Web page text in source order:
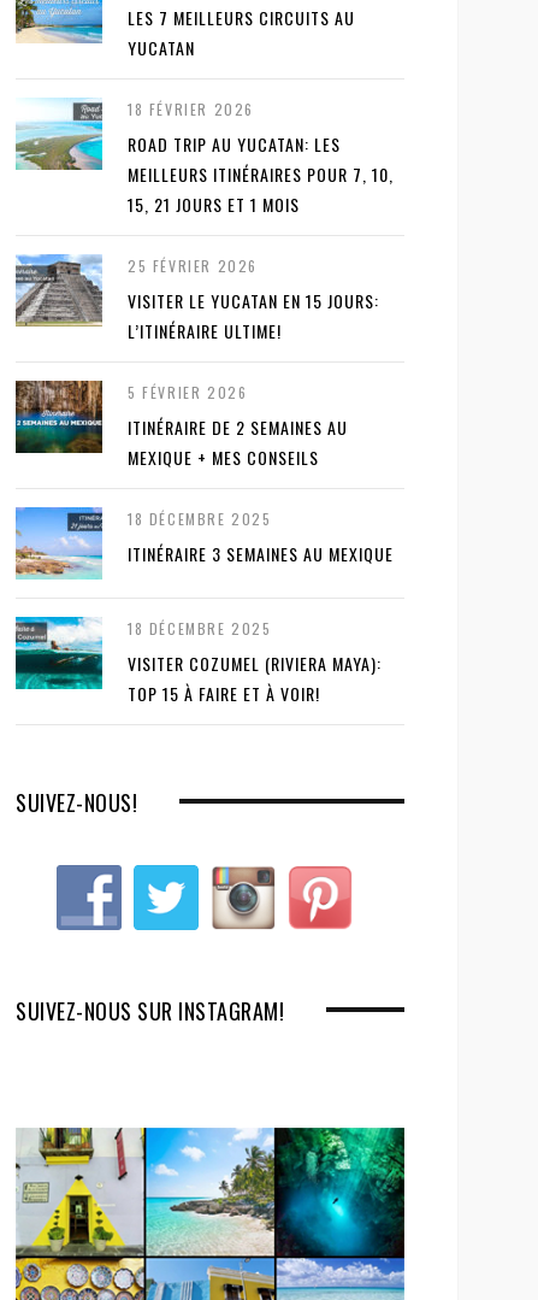
LES 7 MEILLEURS CIRCUITS AU
YUCATAN
18 FÉVRIER 2026
ROAD TRIP AU YUCATAN: LES
MEILLEURS ITINÉRAIRES POUR 7, 10,
15, 21 JOURS ET 1 MOIS
25 FÉVRIER 2026
VISITER LE YUCATAN EN 15 JOURS:
L’ITINÉRAIRE ULTIME!
5 FÉVRIER 2026
ITINÉRAIRE DE 2 SEMAINES AU
MEXIQUE + MES CONSEILS
18 DÉCEMBRE 2025
ITINÉRAIRE 3 SEMAINES AU MEXIQUE
18 DÉCEMBRE 2025
VISITER COZUMEL (RIVIERA MAYA):
TOP 15 À FAIRE ET À VOIR!
SUIVEZ-NOUS!
SUIVEZ-NOUS SUR INSTAGRAM!